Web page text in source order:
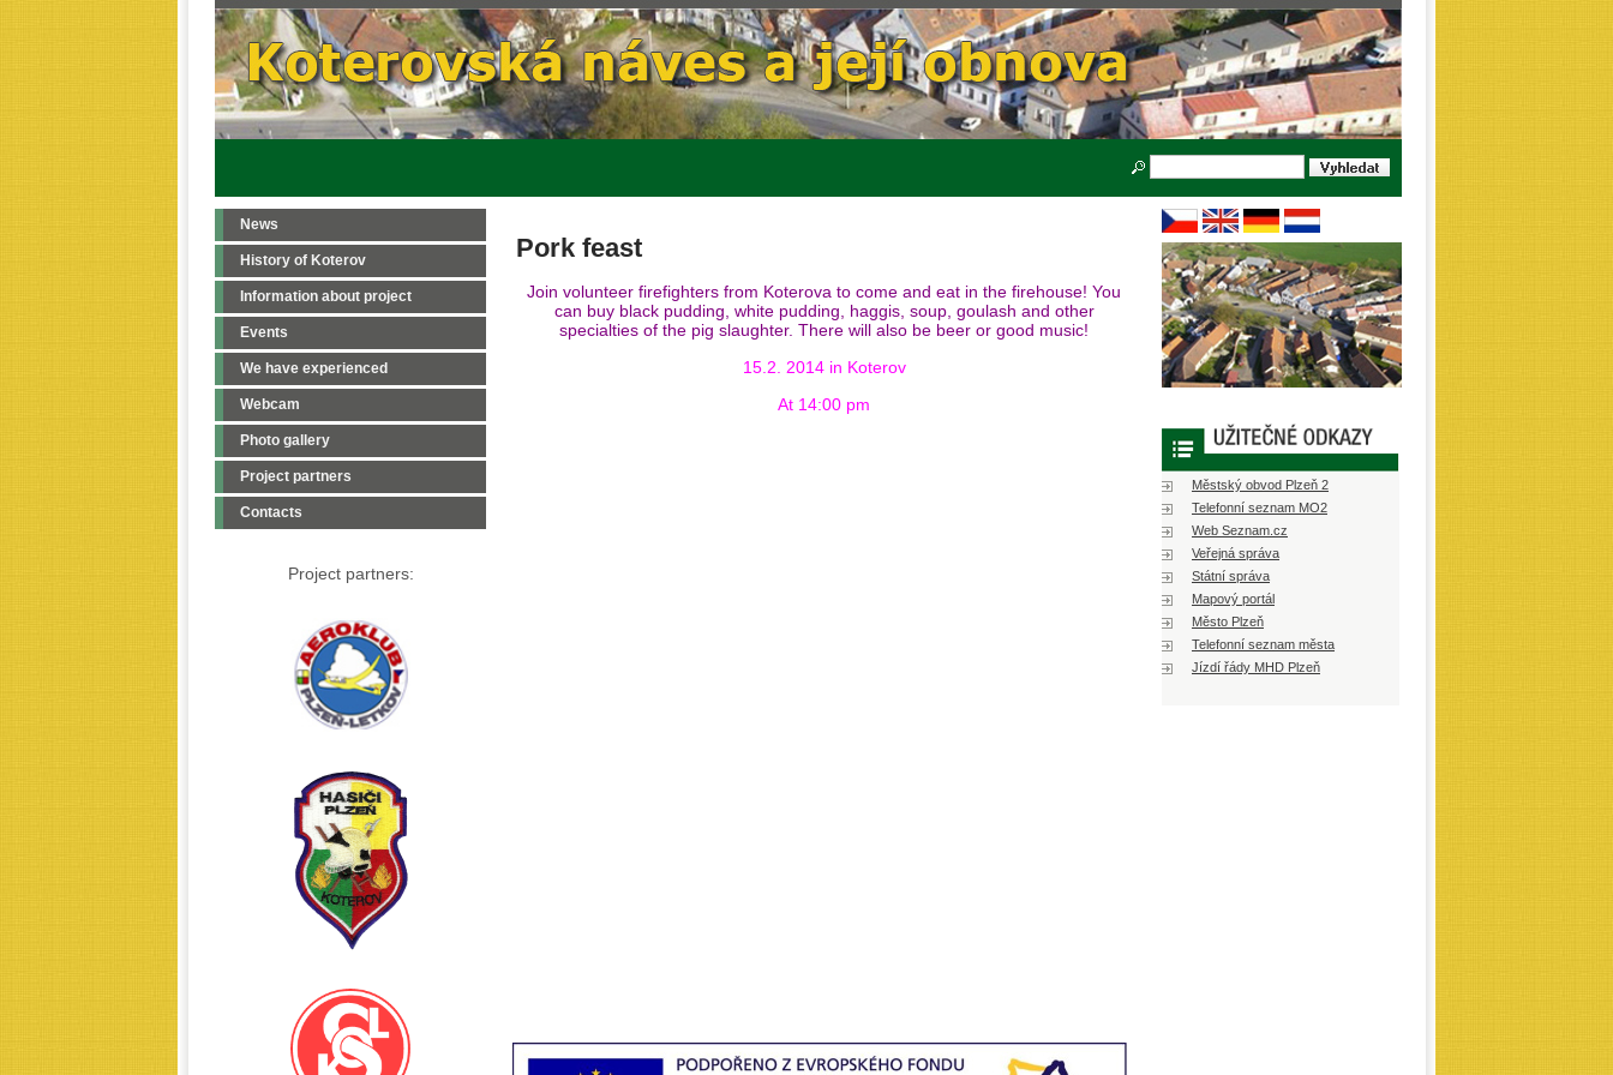
News
History of Koterov
Information about project
Events
We have experienced
Webcam
Photo gallery
Project partners
Contacts
Project partners:
Pork feast
Join volunteer firefighters from Koterova to come and eat in the firehouse! You
can buy black pudding, white pudding, haggis, soup, goulash and other
specialties of the pig slaughter. There will also be beer or good music!
15.2. 2014 in Koterov
At 14:00 pm
Městský obvod Plzeň 2
Telefonní seznam MO2
Web Seznam.cz
Veřejná správa
Státní správa
Mapový portál
Město Plzeň
Telefonní seznam města
Jízdí řády MHD Plzeň